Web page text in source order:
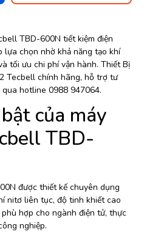
TBD-600N tiết kiệm điện
lựa chọn nhờ khả năng tạo khí
tối ưu chi phí vận hành. Thiết Bị
Tecbell chính hãng, hỗ trợ tư
hotline 0988 947064.
của máy
TBD-
được thiết kế chuyên dụng
nitơ liên tục, độ tinh khiết cao
hợp cho ngành điện tử, thực
nghiệp.